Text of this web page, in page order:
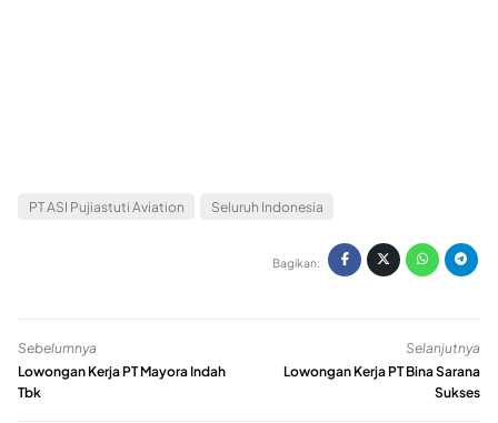
PT ASI Pujiastuti Aviation Seluruh Indonesia
Bagikan:
Sebelumnya
Lowongan Kerja PT Mayora Indah
Tbk
Selanjutnya
Lowongan Kerja PT Bina Sarana
Sukses